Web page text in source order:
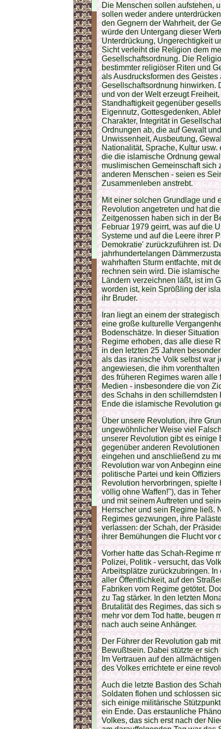
Die Menschen sollen aufstehen,
sollen weder andere
den Gegnern der Wahrheit, der
würde den Untergang dieser
Unterdrückung, Ungerechtigkeit
Sicht verleiht die Religion dem
Gesellschaftsordnung. Die
bestimmter religiöser Riten und
als Ausdrucksformen des
Gesellschaftsordnung hinwirken.
und von der Welt erzeugt
Standhaftigkeit gegenüber
Eigennutz, Gottesgedenken,
Charakter, Integrität in
Ordnungen ab, die auf Gewalt
Unwissenheit, Ausbeutung,
Nationalität, Sprache, Kultur
die die islamische Ordnung
muslimischen Gemeinschaft sich
anderen Menschen - seien es
Zusammenleben anstrebt.
Mit einer solchen Grundlage und
Revolution angetreten und hat
Zeitgenossen haben sich in der
Februar 1979 geirrt, was auf die
Systeme und auf die Leere ihrer
Demokratie' zurückzuführen ist.
jahrhundertelangen
wahrhaften Sturm entfachte, mit
rechnen sein wird. Die
Ländern verzeichnen läßt, ist im
worden ist, kein Sprößling der
ihr Bruder.
Iran liegt an einem der
eine große kulturelle
Bodenschätze. In dieser
Regime erhoben, das alle diese
in den letzten 25 Jahren
als das iranische Volk selbst war
angewiesen, die ihm
des früheren Regimes waren
Medien - insbesondere die von
des Schahs in den schillerndsten
Ende die islamische Revolution
Über unsere Revolution, ihre
ungewöhnlicher Weise viel
unserer Revolution gibt es einige
gegenüber anderen
eingehen und anschließend zu
Revolution war von Anbeginn
politische Partei und kein
Revolution hervorbringen, spielte
völlig ohne Waffen!"), das in
und mit seinem Auftreten und
Herrscher und sein Regime ließ.
Regimes gezwungen, ihre
verlassen: der Schah, der
ihrer Bemühungen die Flucht vor
Vorher hatte das Schah-Regime
Polizei, Politik - versucht, das
Arbeitsplätze zurückzubringen.
aller Öffentlichkeit, auf den
Fabriken vom Regime getötet.
zu Tag stärker. In den letzten
Brutalität des Regimes, das sich
mehr vor dem Tod hatte, beugen
nach auch seine Anhänger.
Der Führer der Revolution gab
Bewußtsein. Dabei stützte er
Im Vertrauen auf den
des Volkes errichtete er eine
Auch die letzte Bastion des
Soldaten flohen und schlossen
sich einige militärische
ein Ende. Das erstaunliche
Volkes, das sich erst nach der